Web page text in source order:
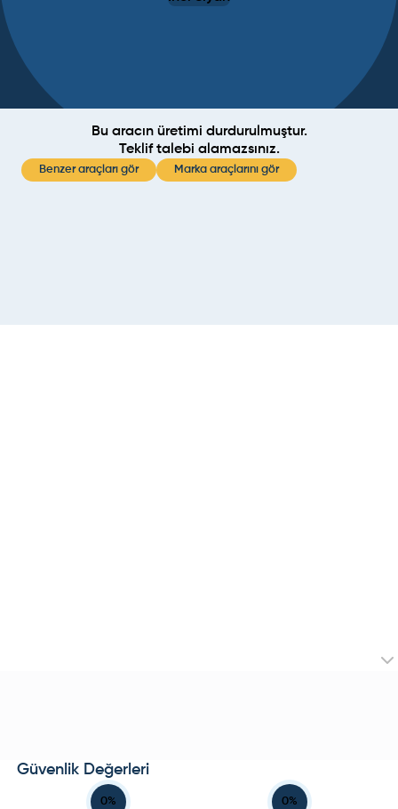
Bu aracın üretimi durdurulmuştur.
Teklif talebi alamazsınız.
Benzer araçları gör Marka araçlarını gör
Güvenlik Değerleri
0% 0%